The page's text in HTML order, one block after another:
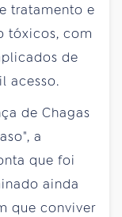
tratamento e
tóxicos, com
de
acesso.
de Chagas
a
que foi
ainda
que conviver